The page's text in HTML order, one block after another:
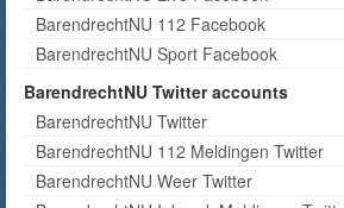
BarendrechtNU 112 Facebook
BarendrechtNU Sport Facebook
BarendrechtNU Twitter accounts
BarendrechtNU Twitter
BarendrechtNU 112 Meldingen Twitter
BarendrechtNU Weer Twitter